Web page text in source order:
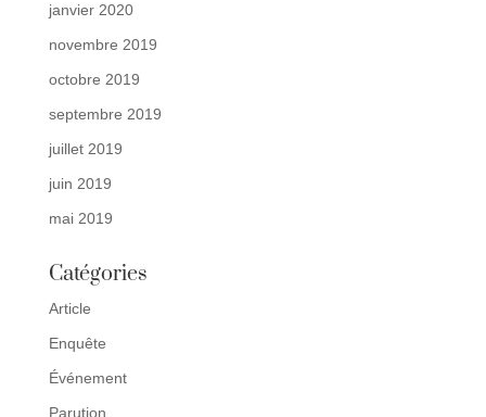
janvier 2020
novembre 2019
octobre 2019
septembre 2019
juillet 2019
juin 2019
mai 2019
Catégories
Article
Enquête
Événement
Parution